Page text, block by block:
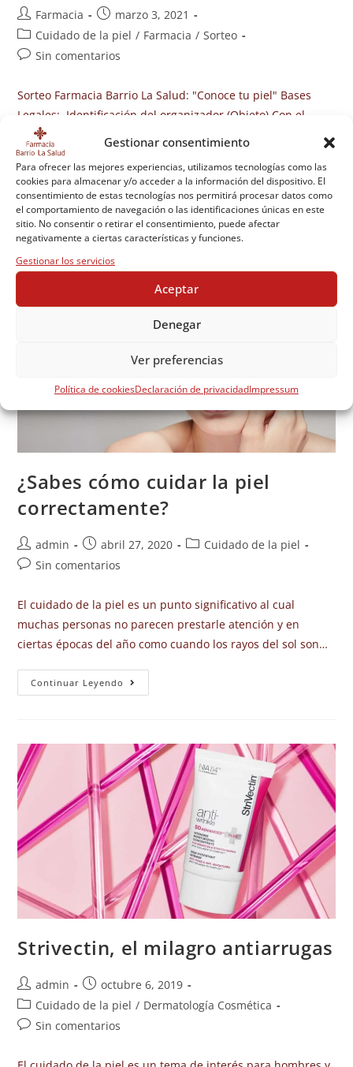
Gestionar consentimiento
Para ofrecer las mejores experiencias, utilizamos tecnologías como las
cookies para almacenar y/o acceder a la información del dispositivo. El
consentimiento de estas tecnologías nos permitirá procesar datos como
el comportamiento de navegación o las identificaciones únicas en este
sitio. No consentir o retirar el consentimiento, puede afectar
negativamente a ciertas características y funciones.
Gestionar los servicios
Aceptar
Denegar
Ver preferencias
Política de cookiesDeclaración de privacidadImpressum
Farmacia
marzo 3, 2021
Cuidado de la piel / Farmacia / Sorteo
Sin comentarios
Sorteo Farmacia Barrio La Salud: "Conoce tu piel" Bases
Legales: Identificación del organizador (Objeto) Con el
objetivo de incentivar el conocimiento la cuenta de
Instagram Farmacia Barrio La Salud cuya…
Continuar Leyendo
¿Sabes cómo cuidar la piel
correctamente?
admin abril 27, 2020
Cuidado de la piel
Sin comentarios
El cuidado de la piel es un punto significativo al cual
muchas personas no parecen prestarle atención y en
ciertas épocas del año como cuando los rayos del sol son…
Continuar Leyendo
Strivectin, el milagro antiarrugas
admin
octubre 6, 2019
Cuidado de la piel / Dermatología Cosmética
Sin comentarios